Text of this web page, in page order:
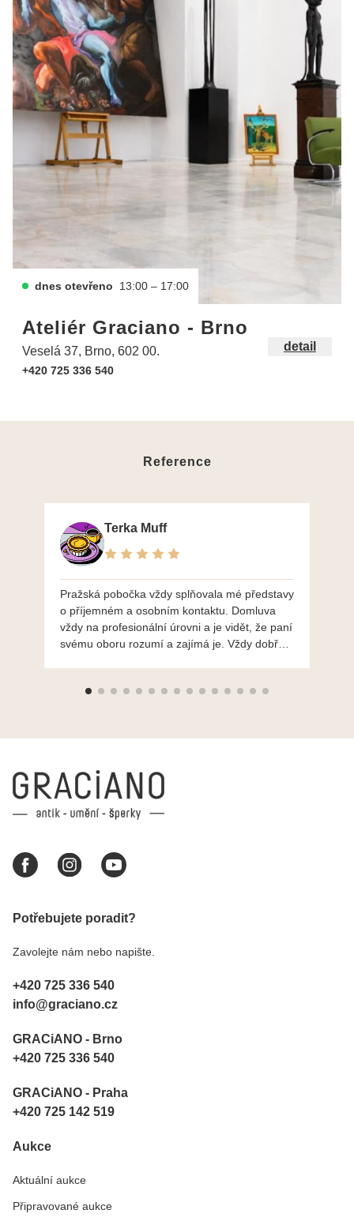
dnes otevřeno 13:00 – 17:00
Ateliér Graciano - Brno
Veselá 37, Brno, 602 00.
+420 725 336 540
detail
Reference
Terka Muff
Pražská pobočka vždy splňovala mé představy
o příjemném a osobním kontaktu. Domluva
vždy na profesionální úrovni a je vidět, že paní
svému oboru rozumí a zajímá je. Vždy dobře a
výběru, jak už bylo napsáno - na požádání
Potřebujete poradit?
Zavolejte nám nebo napište.
+420 725 336 540
info@graciano.cz
GRACiANO - Brno
+420 725 336 540
GRACiANO - Praha
+420 725 142 519
Aukce
Aktuální aukce
Připravované aukce